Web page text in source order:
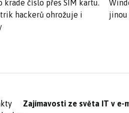
krade číslo přes SIM kartu.
hackerů ohrožuje i
jinou
Zajímavosti ze světa IT v e-